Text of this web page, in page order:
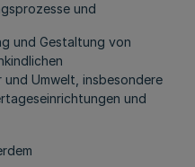
und
und Gestaltung von
Umwelt, insbesondere
und